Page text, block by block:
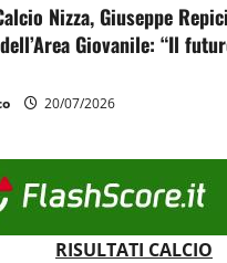
Nizza, Giuseppe
Giovanile: “Il
20/07/2026
RISULTATI CALCIO